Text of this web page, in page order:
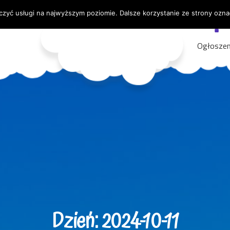
Dzień:2024-10-11
usługi na najwyższym poziomie. Dalsze korzystanie ze strony